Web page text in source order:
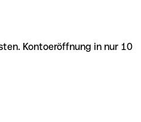
Kontoeröffnung in nur 10